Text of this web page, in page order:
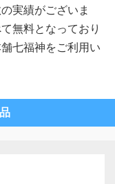
実績がございま
無料となっており
七福神をご利用い